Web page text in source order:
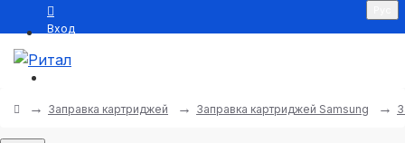
Вход
Заправка картриджей Заправка картриджей Samsung